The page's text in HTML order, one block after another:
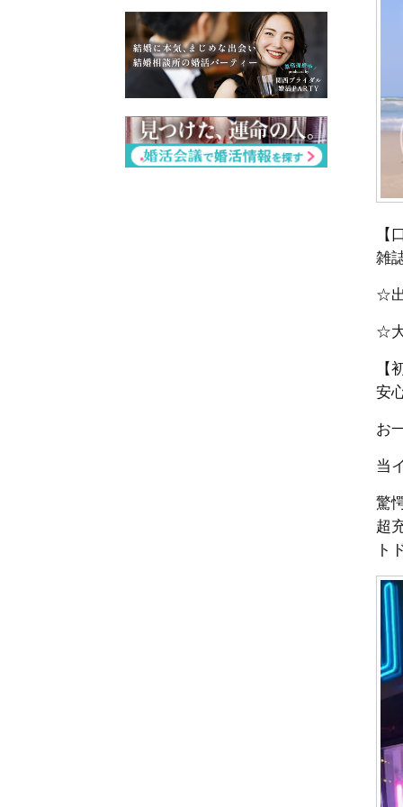
【
雑
☆
☆
【
安
お
当
驚
超